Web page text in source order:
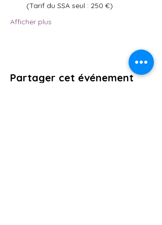
(Tarif du SSA seul : 250 €)
Afficher plus
Partager cet événement